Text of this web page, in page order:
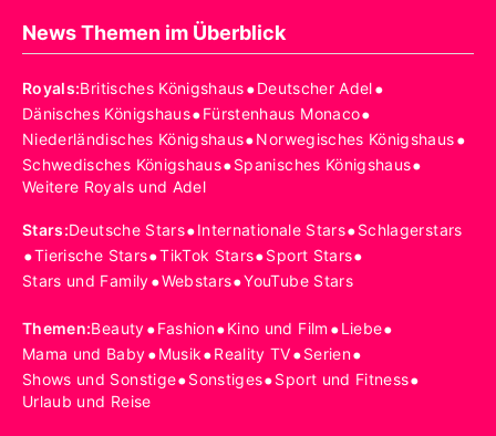
News Themen im Überblick
Royals:Britisches Königshaus•Deutscher Adel•
Dänisches Königshaus•Fürstenhaus Monaco•
Niederländisches Königshaus•Norwegisches Königshaus•
Schwedisches Königshaus•Spanisches Königshaus•
Weitere Royals und Adel
Stars:Deutsche Stars•Internationale Stars•Schlagerstars
•Tierische Stars•TikTok Stars•Sport Stars•
Stars und Family•Webstars•YouTube Stars
Themen:Beauty•Fashion•Kino und Film •Liebe•
Mama und Baby•Musik•Reality TV•Serien•
Shows und Sonstige•Sonstiges•Sport und Fitness•
Urlaub und Reise